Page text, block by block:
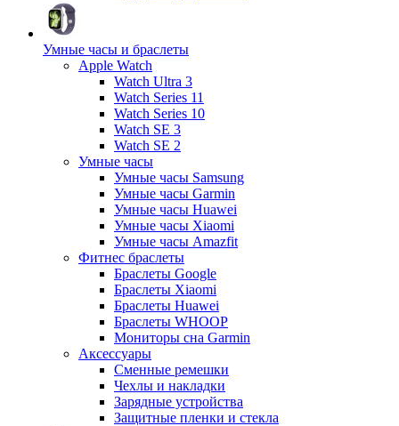
Умные часы и браслеты
Apple Watch
Watch Ultra 3
Watch Series 11
Watch Series 10
Watch SE 3
Watch SE 2
Умные часы
Умные часы Samsung
Умные часы Garmin
Умные часы Huawei
Умные часы Xiaomi
Умные часы Amazfit
Фитнес браслеты
Браслеты Google
Браслеты Xiaomi
Браслеты Huawei
Браслеты WHOOP
Мониторы сна Garmin
Аксессуары
Сменные ремешки
Чехлы и накладки
Зарядные устройства
Защитные пленки и стекла